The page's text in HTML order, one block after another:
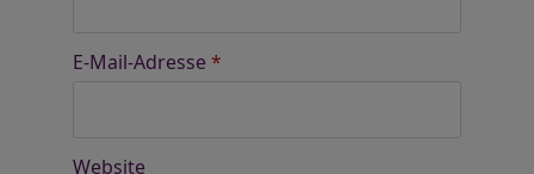
E-Mail-Adresse *
Website